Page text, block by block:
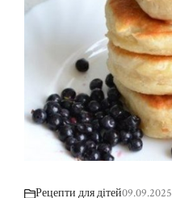
Рецепти для дітей09.09.2025